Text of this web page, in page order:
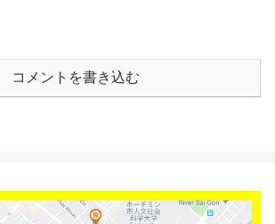
コメントを書き込む